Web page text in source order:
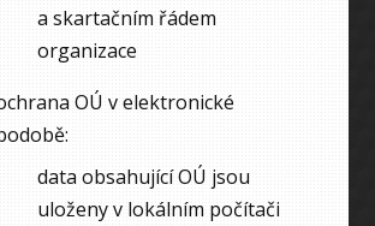
a skartačním řádem
organizace
OÚ v elektronické
data obsahující OÚ jsou
uloženy v lokálním počítači